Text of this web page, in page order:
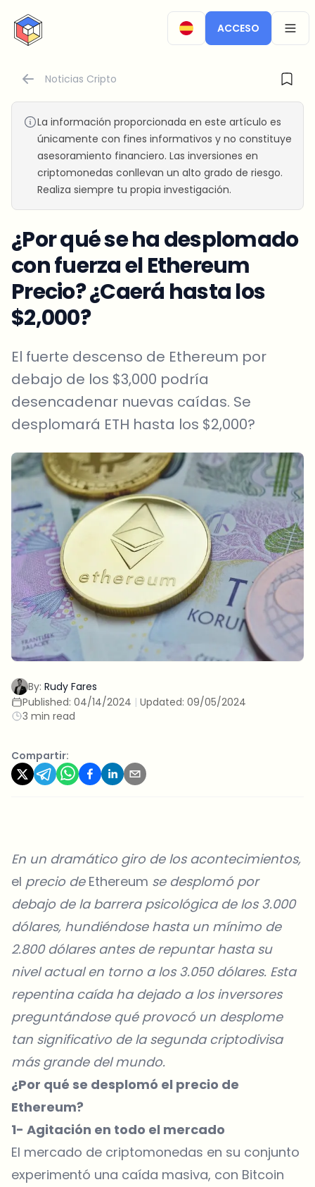
CryptoTicker
ACCESO
Noticias Cripto
La información proporcionada en este artículo es
únicamente con fines informativos y no constituye
asesoramiento financiero. Las inversiones en
criptomonedas conllevan un alto grado de riesgo.
Realiza siempre tu propia investigación.
¿Por qué se ha desplomado
con fuerza el Ethereum
Precio? ¿Caerá hasta los
$2,000?
El fuerte descenso de Ethereum por
debajo de los $3,000 podría
desencadenar nuevas caídas. Se
desplomará ETH hasta los $2,000?
By: Rudy Fares
Published: 04/14/2024 | Updated: 09/05/2024
3 min read
Compartir:
En un dramático giro de los acontecimientos,
el precio de Ethereum se desplomó por
debajo de la barrera psicológica de los 3.000
dólares, hundiéndose hasta un mínimo de
2.800 dólares antes de repuntar hasta su
nivel actual en torno a los 3.050 dólares. Esta
repentina caída ha dejado a los inversores
preguntándose qué provocó un desplome
tan significativo de la segunda criptodivisa
más grande del mundo.
¿Por qué se desplomó el precio de
Ethereum?
1- Agitación en todo el mercado
El mercado de criptomonedas en su conjunto
experimentó una caída masiva, con Bitcoin